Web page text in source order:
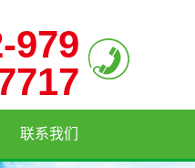
979
联系我们